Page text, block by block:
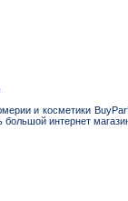
и косметики
интернет